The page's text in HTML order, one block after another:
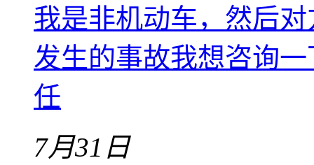
我是非机动车，然后
发生的事故我想咨询
任
7月31日